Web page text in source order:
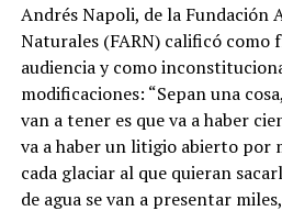
Andrés Napoli, de la Fundación
Naturales (FARN) calificó como
audiencia y como
modificaciones: “Sepan una
van a tener es que va a haber
va a haber un litigio abierto por
cada glaciar al que quieran
de agua se van a presentar